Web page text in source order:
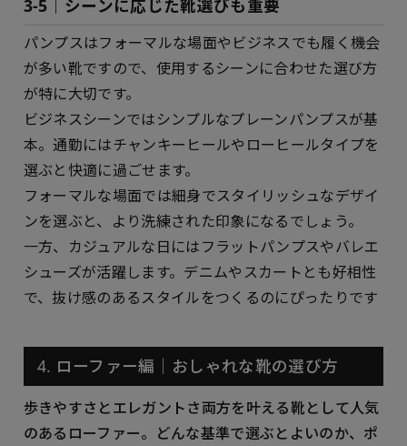
3-5｜シーンに応じた靴選びも重要
パンプスはフォーマルな場面やビジネスでも履く機会
が多い靴ですので、使用するシーンに合わせた選び方
が特に大切です。
ビジネスシーンではシンプルなプレーンパンプスが基
本。通勤にはチャンキーヒールやローヒールタイプを
選ぶと快適に過ごせます。
フォーマルな場面では細身でスタイリッシュなデザイ
ンを選ぶと、より洗練された印象になるでしょう。
一方、カジュアルな日にはフラットパンプスやバレエ
シューズが活躍します。デニムやスカートとも好相性
で、抜け感のあるスタイルをつくるのにぴったりです
4. ローファー編｜おしゃれな靴の選び方
歩きやすさとエレガントさ両方を叶える靴として人気
のあるローファー。どんな基準で選ぶとよいのか、ポ